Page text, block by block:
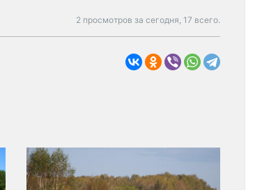
2 просмотров за сегодня, 17 всего.